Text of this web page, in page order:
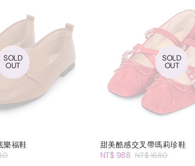
SOLD
OUT
樂福鞋
SOLD
OUT
甜美酷感交叉帶瑪莉珍鞋
NT$ 988 NT$ 1680